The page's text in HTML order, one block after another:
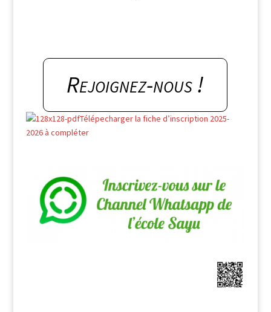
Rejoignez-nous !
Télépecharger la fiche d’inscription 2025-
2026 à compléter